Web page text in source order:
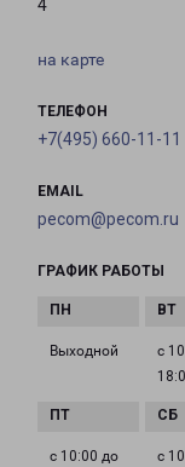
4
на карте
ТЕЛЕФОН
+7(495) 660-11-11
EMAIL
pecom@pecom.ru
ГРАФИК РАБОТЫ
Выходной
с
с 10:00 до
с